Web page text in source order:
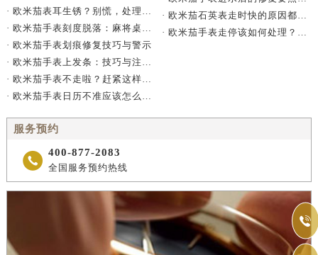
· 欧米茄表耳生锈？别慌，处理有妙招
· 欧米茄手表刻度脱落：麻将桌上的密室逃脱术
· 欧米茄手表划痕修复技巧与警示
· 欧米茄手表上发条：技巧与注意事项
· 欧米茄手表不走啦？赶紧这样做！
· 欧米茄手表日历不准应该怎么办？
· 欧米茄石英表走时快的原因都有哪些？
· 欧米茄手表走停该如何处理？（如何解决欧米茄手表走停问题）
服务预约
 400-877-2083
全国服务预约热线
